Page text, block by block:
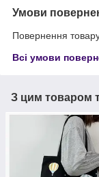
Умови
Повернення
Всі умови
З цим товаром